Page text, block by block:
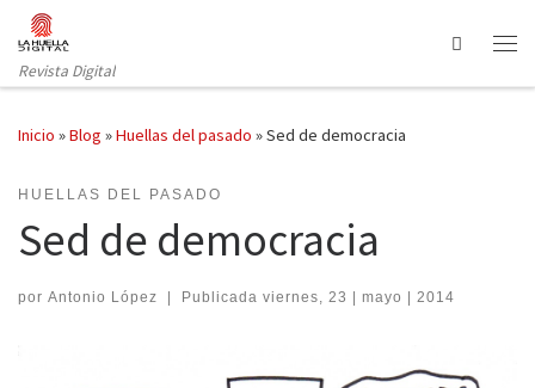
Saltar al contenido
Revista Digital
Search
Inicio »Blog »Huellas del pasado »Sed de democracia
HUELLAS DEL PASADO
Sed de democracia
por Antonio López | Publicada viernes, 23 | mayo | 2014